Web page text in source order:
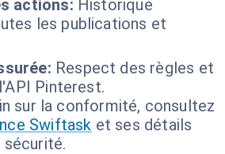
actions: Historique
les publications et
Respect des règles et
Pinterest.
sur la conformité, consultez
Swiftask et ses détails